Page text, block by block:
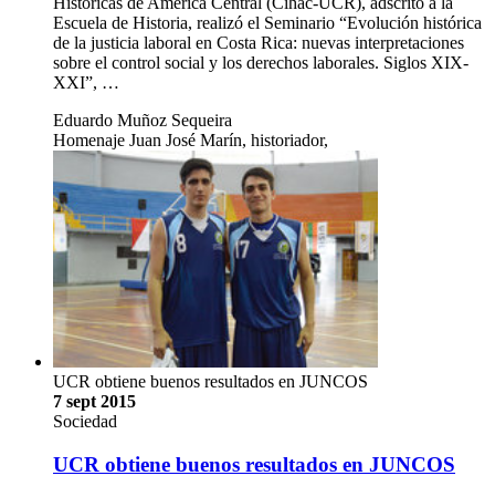
Escuela de Historia, realizó el Seminario “Evolución histórica
de la justicia laboral en Costa Rica: nuevas interpretaciones
sobre el control social y los derechos laborales. Siglos XIX-
XXI”, …
Eduardo Muñoz Sequeira
Homenaje Juan José Marín, historiador,
UCR obtiene buenos resultados en JUNCOS
7 sept 2015
Sociedad
UCR obtiene buenos resultados en JUNCOS